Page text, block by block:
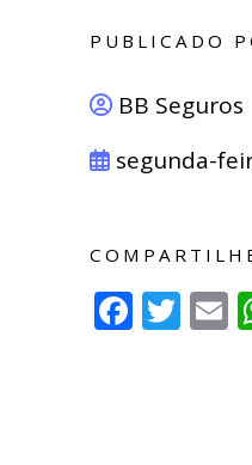
PUBLICADO
BB Seguros
segunda-